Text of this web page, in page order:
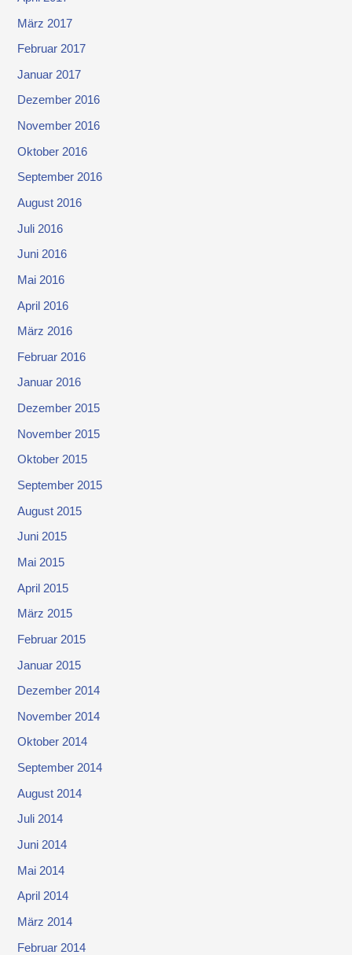
März 2017
Februar 2017
Januar 2017
Dezember 2016
November 2016
Oktober 2016
September 2016
August 2016
Juli 2016
Juni 2016
Mai 2016
April 2016
März 2016
Februar 2016
Januar 2016
Dezember 2015
November 2015
Oktober 2015
September 2015
August 2015
Juni 2015
Mai 2015
April 2015
März 2015
Februar 2015
Januar 2015
Dezember 2014
November 2014
Oktober 2014
September 2014
August 2014
Juli 2014
Juni 2014
Mai 2014
April 2014
März 2014
Februar 2014